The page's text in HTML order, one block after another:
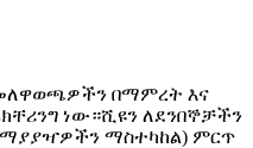
መለዋወጫዎችን በማምረት እና
ነው።ሺዩን ለደንበኞቻችን
ማስተካከል) ምርጥ